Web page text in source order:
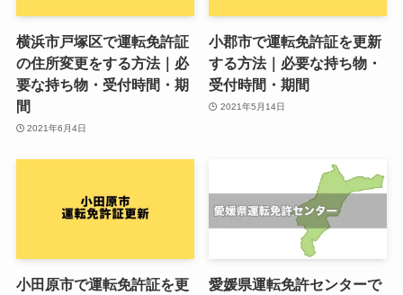
横浜市戸塚区で運転免許証
の住所変更をする方法｜必
要な持ち物・受付時間・期
間
2021年6月4日
小郡市で運転免許証を更新
する方法｜必要な持ち物・
受付時間・期間
2021年5月14日
小田原市で運転免許証を更
愛媛県運転免許センターで